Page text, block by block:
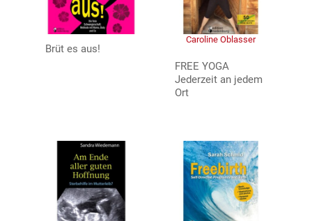
Brüt es aus!
Caroline Oblasser
FREE YOGA
Jederzeit an jedem
Ort